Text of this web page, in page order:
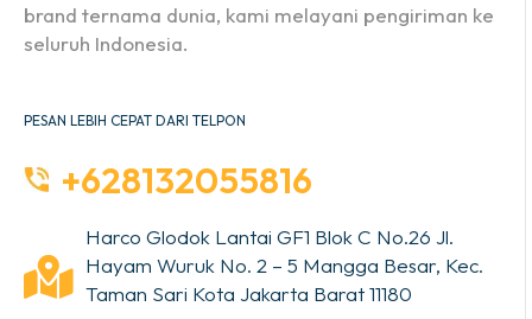
brand ternama dunia, kami melayani pengiriman ke
seluruh Indonesia.
PESAN LEBIH CEPAT DARI TELPON
+628132055816
Harco Glodok Lantai GF1 Blok C No.26 Jl.
Hayam Wuruk No. 2 – 5 Mangga Besar, Kec.
Taman Sari Kota Jakarta Barat 11180